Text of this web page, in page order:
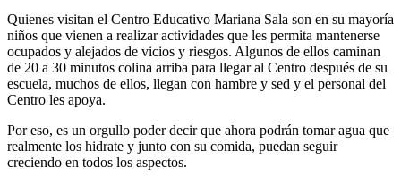
Quienes visitan el Centro Educativo Mariana Sala son en su mayoría
niños que vienen a realizar actividades que les permita mantenerse
ocupados y alejados de vicios y riesgos. Algunos de ellos caminan
de 20 a 30 minutos colina arriba para llegar al Centro después de su
escuela, muchos de ellos, llegan con hambre y sed y el personal del
Centro les apoya.
Por eso, es un orgullo poder decir que ahora podrán tomar agua que
realmente los hidrate y junto con su comida, puedan seguir
creciendo en todos los aspectos.